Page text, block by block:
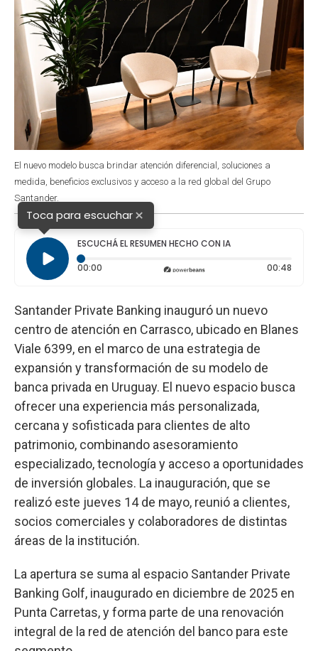
El nuevo modelo busca brindar atención diferencial, soluciones a
medida, beneficios exclusivos y acceso a la red global del Grupo
Santander.
Toca para escuchar×
ESCUCHÁ EL RESUMEN HECHO CON IA
00:00 Tiempo transcurrido: 0 segundos 00:48
Santander Private Banking inauguró un nuevo
centro de atención en Carrasco, ubicado en Blanes
Viale 6399, en el marco de una estrategia de
expansión y transformación de su modelo de
banca privada en Uruguay. El nuevo espacio busca
ofrecer una experiencia más personalizada,
cercana y sofisticada para clientes de alto
patrimonio, combinando asesoramiento
especializado, tecnología y acceso a oportunidades
de inversión globales. La inauguración, que se
realizó este jueves 14 de mayo, reunió a clientes,
socios comerciales y colaboradores de distintas
áreas de la institución.
La apertura se suma al espacio Santander Private
Banking Golf, inaugurado en diciembre de 2025 en
Punta Carretas, y forma parte de una renovación
integral de la red de atención del banco para este